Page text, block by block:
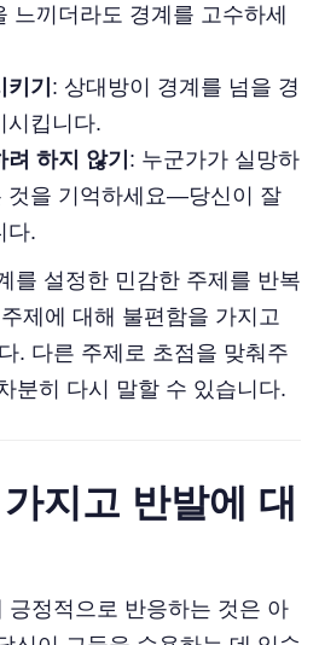
느끼더라도 경계를 고수하세
기 : 상대방이 경계를 넘을 경
시킵니다.
하지 않기 : 누군가가 실망하
것을 기억하세요—당신이 잘
다.
를 설정한 민감한 주제를 반복
제에 대해 불편함을 가지고
. 다른 주제로 초점을 맞춰주
분히 다시 말할 수 있습니다.
지고 반발에 대
긍정적으로 반응하는 것은 아